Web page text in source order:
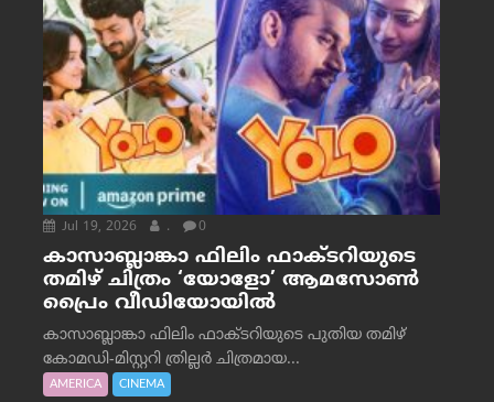
Jul 19, 2026 . 0
കാസാബ്ലാങ്കാ ഫിലിം ഫാക്ടറിയുടെ
തമിഴ് ചിത്രം ‘യോളോ’ ആമസോൺ
പ്രൈം വീഡിയോയിൽ
കാസാബ്ലാങ്കാ ഫിലിം ഫാക്ടറിയുടെ പുതിയ തമിഴ്
കോമഡി-മിസ്റ്ററി ത്രില്ലർ ചിത്രമായ...
AMERICA CINEMA